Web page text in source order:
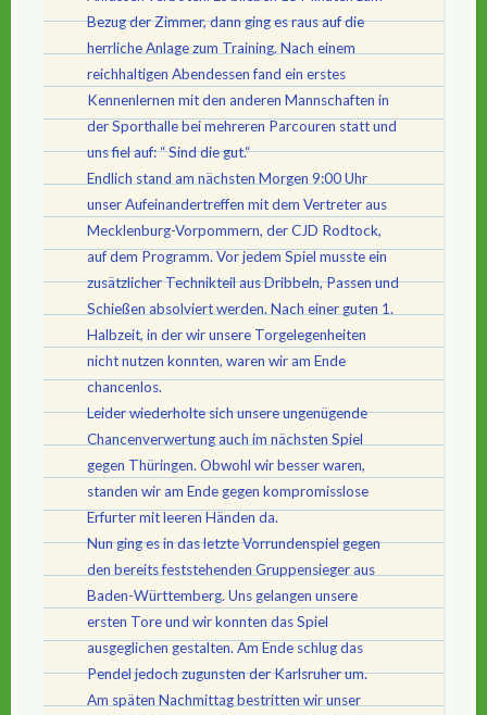
Bezug der Zimmer, dann ging es raus auf die
herrliche Anlage zum Training. Nach einem
reichhaltigen Abendessen fand ein erstes
Kennenlernen mit den anderen Mannschaften in
der Sporthalle bei mehreren Parcouren statt und
uns fiel auf: “ Sind die gut.“
Endlich stand am nächsten Morgen 9:00 Uhr
unser Aufeinandertreffen mit dem Vertreter aus
Mecklenburg-Vorpommern, der CJD Rodtock,
auf dem Programm. Vor jedem Spiel musste ein
zusätzlicher Technikteil aus Dribbeln, Passen und
Schießen absolviert werden. Nach einer guten 1.
Halbzeit, in der wir unsere Torgelegenheiten
nicht nutzen konnten, waren wir am Ende
chancenlos.
Leider wiederholte sich unsere ungenügende
Chancenverwertung auch im nächsten Spiel
gegen Thüringen. Obwohl wir besser waren,
standen wir am Ende gegen kompromisslose
Erfurter mit leeren Händen da.
Nun ging es in das letzte Vorrundenspiel gegen
den bereits feststehenden Gruppensieger aus
Baden-Württemberg. Uns gelangen unsere
ersten Tore und wir konnten das Spiel
ausgeglichen gestalten. Am Ende schlug das
Pendel jedoch zugunsten der Karlsruher um.
Am späten Nachmittag bestritten wir unser